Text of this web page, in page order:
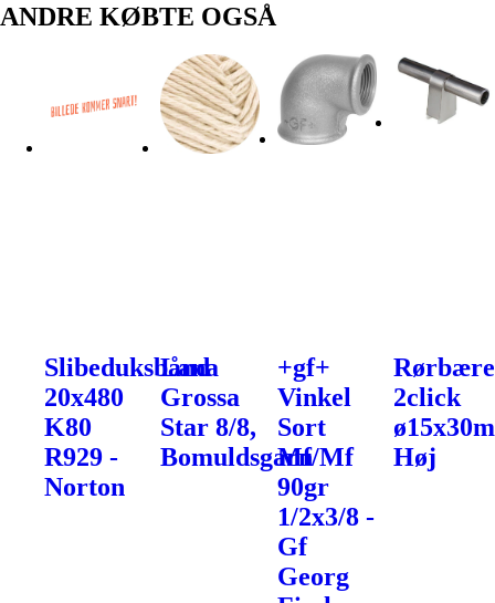
ANDRE KØBTE OGSÅ
Slibeduksbånd
20x480
K80
R929 -
Norton
Lana
Grossa
Star 8/8,
Bomuldsgarn
+gf+
Vinkel
Sort
Mf/Mf
90gr
1/2x3/8 -
Gf
Georg
2click
Høj